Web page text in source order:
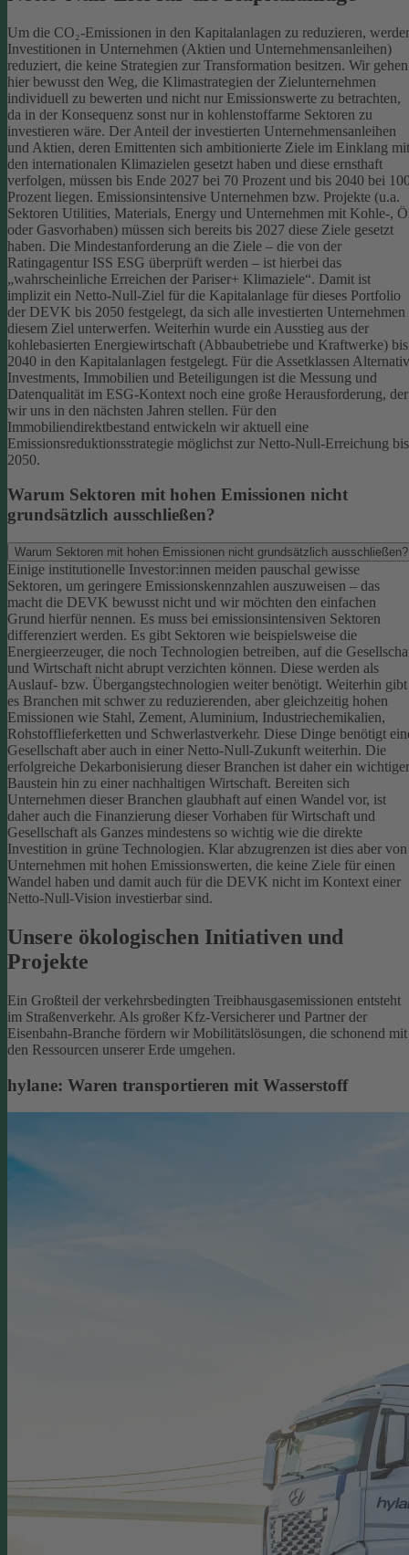
Um die CO₂-Emissionen in den Kapitalanlagen zu reduzieren,
Investitionen in Unternehmen (Aktien und Unternehmensanleihen)
reduziert, die keine Strategien zur Transformation besitzen. Wir gehen
hier bewusst den Weg, die Klimastrategien der Zielunternehmen
individuell zu bewerten und nicht nur Emissionswerte zu betrachten,
da in der Konsequenz sonst nur in kohlenstoffarme Sektoren zu
investieren wäre. Der Anteil der investierten Unternehmensanleihen
und Aktien, deren Emittenten sich ambitionierte Ziele im Einklang mit
den internationalen Klimazielen gesetzt haben und diese ernsthaft
verfolgen, müssen bis Ende 2027 bei 70 Prozent und bis 2040 bei
Prozent liegen. Emissionsintensive Unternehmen bzw. Projekte (u.a.
Sektoren Utilities, Materials, Energy und Unternehmen mit Kohle-,
oder Gasvorhaben) müssen sich bereits bis 2027 diese Ziele gesetzt
haben. Die Mindestanforderung an die Ziele – die von der
Ratingagentur ISS ESG überprüft werden – ist hierbei das
„wahrscheinliche Erreichen der Pariser+ Klimaziele“. Damit ist
implizit ein Netto-Null-Ziel für die Kapitalanlage für dieses Portfolio
der DEVK bis 2050 festgelegt, da sich alle investierten Unternehmen
diesem Ziel unterwerfen. Weiterhin wurde ein Ausstieg aus der
kohlebasierten Energiewirtschaft (Abbaubetriebe und Kraftwerke) bis
2040 in den Kapitalanlagen festgelegt. Für die Assetklassen
Investments, Immobilien und Beteiligungen ist die Messung und
Datenqualität im ESG-Kontext noch eine große Herausforderung, der
wir uns in den nächsten Jahren stellen. Für den
Immobiliendirektbestand entwickeln wir aktuell eine
Emissionsreduktionsstrategie möglichst zur Netto-Null-Erreichung bis
2050.
Warum Sektoren mit hohen Emissionen nicht
grundsätzlich ausschließen?
Warum Sektoren mit hohen Emissionen nicht grundsätzlich ausschließen?
Einige institutionelle Investor:innen meiden pauschal gewisse
Sektoren, um geringere Emissionskennzahlen auszuweisen – das
macht die DEVK bewusst nicht und wir möchten den einfachen
Grund hierfür nennen. Es muss bei emissionsintensiven Sektoren
differenziert werden. Es gibt Sektoren wie beispielsweise die
Energieerzeuger, die noch Technologien betreiben, auf die
und Wirtschaft nicht abrupt verzichten können. Diese werden als
Auslauf- bzw. Übergangstechnologien weiter benötigt. Weiterhin gibt
es Branchen mit schwer zu reduzierenden, aber gleichzeitig hohen
Emissionen wie Stahl, Zement, Aluminium, Industriechemikalien,
Rohstofflieferketten und Schwerlastverkehr. Diese Dinge benötigt
Gesellschaft aber auch in einer Netto-Null-Zukunft weiterhin. Die
erfolgreiche Dekarbonisierung dieser Branchen ist daher ein wichtiger
Baustein hin zu einer nachhaltigen Wirtschaft. Bereiten sich
Unternehmen dieser Branchen glaubhaft auf einen Wandel vor, ist
daher auch die Finanzierung dieser Vorhaben für Wirtschaft und
Gesellschaft als Ganzes mindestens so wichtig wie die direkte
Investition in grüne Technologien. Klar abzugrenzen ist dies aber von
Unternehmen mit hohen Emissionswerten, die keine Ziele für einen
Wandel haben und damit auch für die DEVK nicht im Kontext einer
Netto-Null-Vision investierbar sind.
Unsere ökologischen Initiativen und
Projekte
Ein Großteil der verkehrsbedingten Treibhausgasemissionen entsteht
im Straßenverkehr. Als großer Kfz-Versicherer und Partner der
Eisenbahn-Branche fördern wir Mobilitätslösungen, die schonend mit
den Ressourcen unserer Erde umgehen.
hylane: Waren transportieren mit Wasserstoff